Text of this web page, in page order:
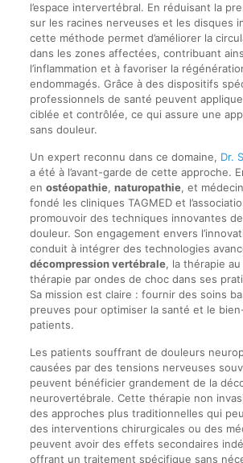
l’espace intervertébral. En réduisant la
sur les racines nerveuses et les disques
cette méthode permet d’améliorer la
dans les zones affectées, contribuant
l’inflammation et à favoriser la
endommagés. Grâce à des dispositifs
professionnels de santé peuvent
ciblée et contrôlée, ce qui assure une
sans douleur.
Un expert reconnu dans ce domaine, Dr.
a été à l’avant-garde de cette approche.
en ostéopathie, naturopathie, et
fondé les cliniques TAGMED et
promouvoir des techniques innovantes
douleur. Son engagement envers
conduit à intégrer des technologies
décompression vertébrale, la thérapie
thérapie par ondes de choc dans ses
Sa mission est claire : fournir des soins
preuves pour optimiser la santé et le
patients.
Les patients souffrant de douleurs
causées par des tensions nerveuses
peuvent bénéficier grandement de la
neurovertébrale. Cette thérapie non
des approches plus traditionnelles qui
des interventions chirurgicales ou des
peuvent avoir des effets secondaires
offrant un traitement spécifique sans